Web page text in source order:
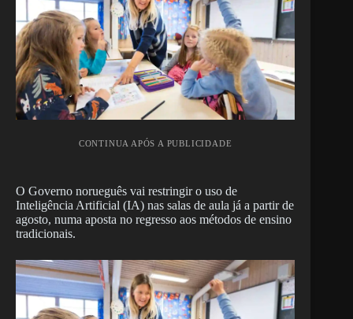
CONTINUA APÓS A PUBLICIDADE
O Governo norueguês vai restringir o uso de
Inteligência Artificial (IA) nas salas de aula já a partir de
agosto, numa aposta no regresso aos métodos de ensino
tradicionais.